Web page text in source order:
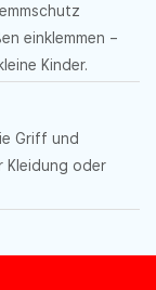
einklemmen –
Kinder.
Griff und
Kleidung oder